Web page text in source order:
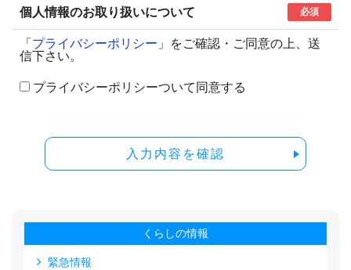
個人情報のお取り扱いについて 必須
「 プライバシーポリシー 」をご確認・ご同意の上、送
信下さい。
プライバシーポリシーついて同意する
入力内容を確認
くらしの情報
緊急情報